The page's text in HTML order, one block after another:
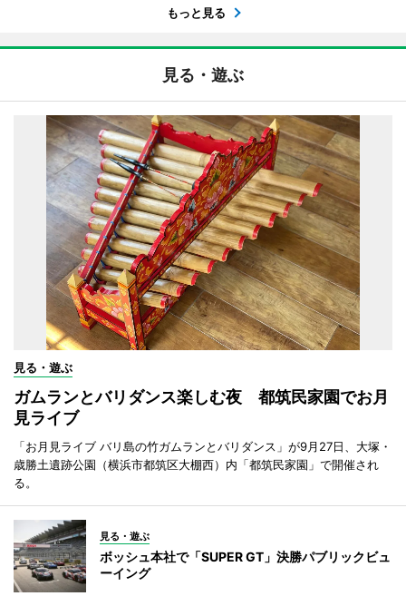
もっと見る
見る・遊ぶ
見る・遊ぶ
ガムランとバリダンス楽しむ夜 都筑民家園でお月
見ライブ
「お月見ライブ バリ島の竹ガムランとバリダンス」が9月27日、大塚・
歳勝土遺跡公園（横浜市都筑区大棚西）内「都筑民家園」で開催され
る。
見る・遊ぶ
ボッシュ本社で「SUPER GT」決勝パブリックビュ
ーイング